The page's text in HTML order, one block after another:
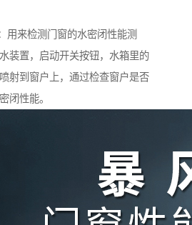
用来检测门窗的水密闭性能测
装置，启动开关按钮，水箱里的
射到窗户上，通过检查窗户是否
闭性能。